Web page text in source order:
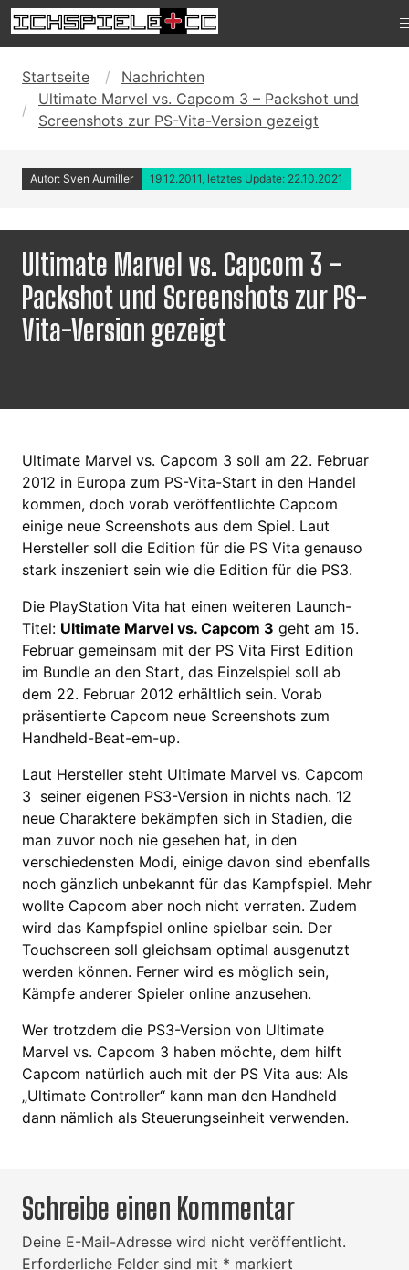
Startseite
Nachrichten
Ultimate Marvel vs. Capcom 3 – Packshot und
Screenshots zur PS-Vita-Version gezeigt
Autor: Sven Aumiller 19.12.2011, letztes Update: 22.10.2021
Ultimate Marvel vs. Capcom 3 –
Packshot und Screenshots zur PS-
Vita-Version gezeigt
Ultimate Marvel vs. Capcom 3 soll am 22. Februar
2012 in Europa zum PS-Vita-Start in den Handel
kommen, doch vorab veröffentlichte Capcom
einige neue Screenshots aus dem Spiel. Laut
Hersteller soll die Edition für die PS Vita genauso
stark inszeniert sein wie die Edition für die PS3.
Die PlayStation Vita hat einen weiteren Launch-
Titel: Ultimate Marvel vs. Capcom 3 geht am 15.
Februar gemeinsam mit der PS Vita First Edition
im Bundle an den Start, das Einzelspiel soll ab
dem 22. Februar 2012 erhältlich sein. Vorab
präsentierte Capcom neue Screenshots zum
Handheld-Beat-em-up.
Laut Hersteller steht Ultimate Marvel vs. Capcom
3 seiner eigenen PS3-Version in nichts nach. 12
neue Charaktere bekämpfen sich in Stadien, die
man zuvor noch nie gesehen hat, in den
verschiedensten Modi, einige davon sind ebenfalls
noch gänzlich unbekannt für das Kampfspiel. Mehr
wollte Capcom aber noch nicht verraten. Zudem
wird das Kampfspiel online spielbar sein. Der
Touchscreen soll gleichsam optimal ausgenutzt
werden können. Ferner wird es möglich sein,
Kämpfe anderer Spieler online anzusehen.
Wer trotzdem die PS3-Version von Ultimate
Marvel vs. Capcom 3 haben möchte, dem hilft
Capcom natürlich auch mit der PS Vita aus: Als
„Ultimate Controller“ kann man den Handheld
dann nämlich als Steuerungseinheit verwenden.
Schreibe einen Kommentar
Deine E-Mail-Adresse wird nicht veröffentlicht.
Erforderliche Felder sind mit * markiert